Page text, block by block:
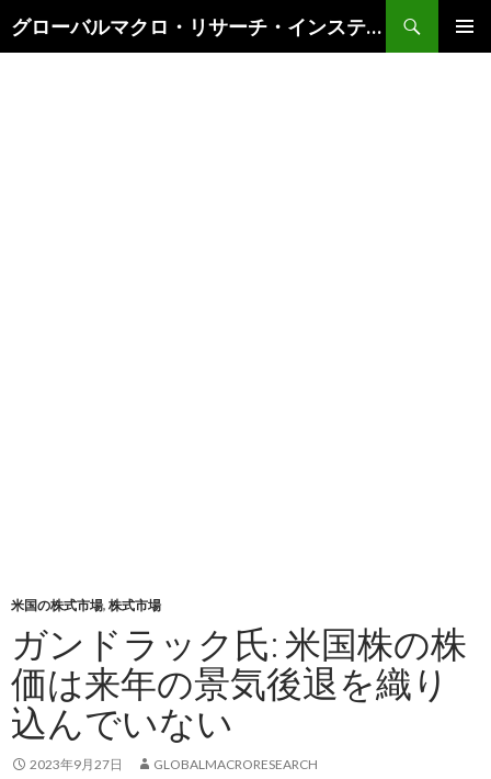
グローバルマクロ・リサーチ・インスティテュート
索
米国の株式市場, 株式市場
ガンドラック氏: 米国株の株
価は来年の景気後退を織り
込んでいない
2023年9月27日 GLOBALMACRORESEARCH